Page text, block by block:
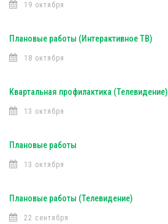
19 октября
Плановые работы (Интерактивное ТВ)
18 октября
Квартальная профилактика (Телевидение)
13 октября
Плановые работы
13 октября
Плановые работы (Телевидение)
22 сентября